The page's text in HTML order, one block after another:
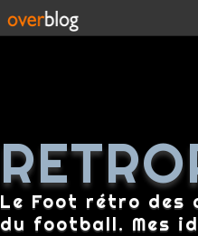
Le Foot rétro des
du football. Mes